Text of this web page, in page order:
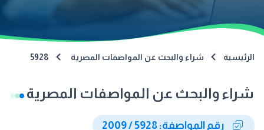
الرئيسية شراء والبحث عن المواصفات المصرية 5928
شراء والبحث عن المواصفات المصرية
رقم المواصفة: 5928 / 2009